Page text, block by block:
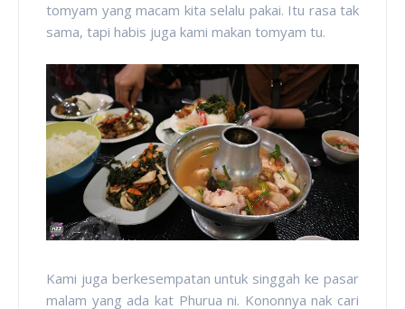
tomyam yang macam kita selalu pakai. Itu rasa tak
sama, tapi habis juga kami makan tomyam tu.
Kami juga berkesempatan untuk singgah ke pasar
malam yang ada kat Phurua ni. Kononnya nak cari